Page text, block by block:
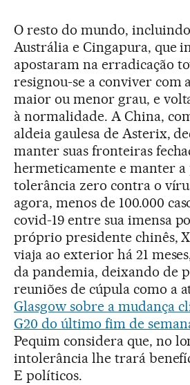
O resto do mundo,
Austrália e Cingapura, que
apostaram na erradicação
resignou-se a conviver com
maior ou menor grau, e
à normalidade. A China,
aldeia gaulesa de Asterix,
manter suas fronteiras
hermeticamente e manter
tolerância zero contra o
agora, menos de 100.000
covid-19 entre sua imensa
próprio presidente chinês,
viaja ao exterior há 21
da pandemia, deixando de
reuniões de cúpula como a
Glasgow sobre a mudança
G20 do último fim de
Pequim considera que, no
intolerância lhe trará
E políticos.